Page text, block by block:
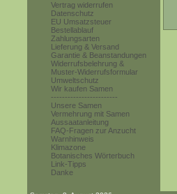
Vertrag widerrufen
Datenschutz
EU Umsatzsteuer
Bestellablauf
Zahlungsarten
Lieferung & Versand
Garantie & Beanstandungen
Widerrufsbelehrung &
Muster-Widerrufsformular
Umweltschutz
Wir kaufen Samen
------------------------
Unsere Samen
Vermehrung mit Samen
Aussaatanleitung
FAQ-Fragen zur Anzucht
Warnhinweis
Klimazone
Botanisches Wörterbuch
Link-Tipps
Danke